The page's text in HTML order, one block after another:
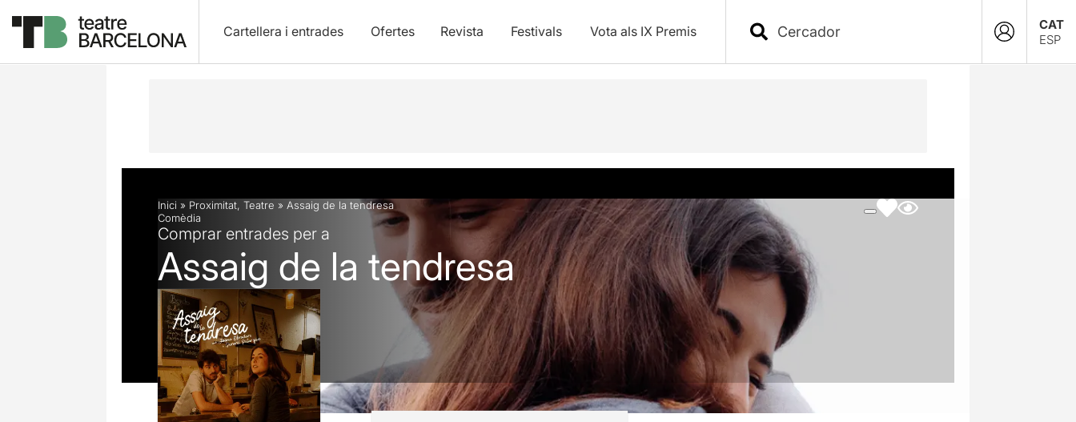
Cartellera i entrades Ofertes Revista Festivals Vota als IX Premis
CAT
ESP
Descripció Fitxa artística Fotos i vídeos
Inici » Proximitat, Teatre » Assaig de la tendresa
Comèdia
Comprar entrades per a
Assaig de la tendresa